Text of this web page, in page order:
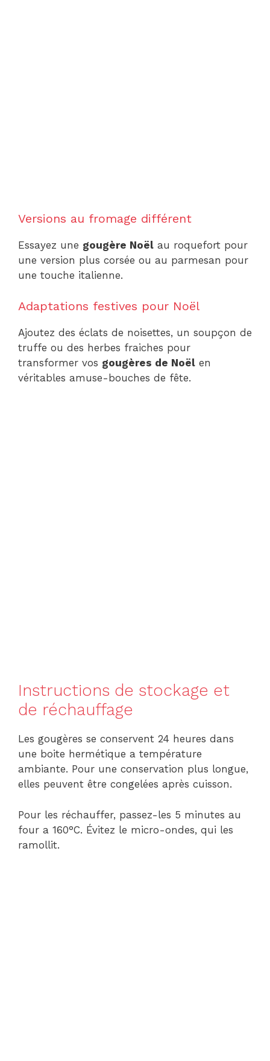
Versions au fromage différent
Essayez une gougère Noël au roquefort pour
une version plus corsée ou au parmesan pour
une touche italienne.
Adaptations festives pour Noël
Ajoutez des éclats de noisettes, un soupçon de
truffe ou des herbes fraiches pour
transformer vos gougères de Noël en
véritables amuse-bouches de fête.
Instructions de stockage et
de réchauffage
Les gougères se conservent 24 heures dans
une boite hermétique a température
ambiante. Pour une conservation plus longue,
elles peuvent être congelées après cuisson.
Pour les réchauffer, passez-les 5 minutes au
four a 160°C. Évitez le micro-ondes, qui les
ramollit.